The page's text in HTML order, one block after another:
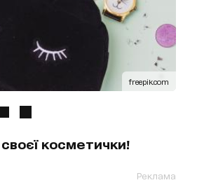
freepik.com
своєї косметички!
Реклама